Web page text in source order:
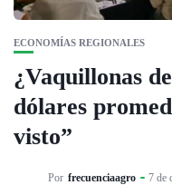
ECONOMÍAS REGIONALES
¿Vaquillonas
dólares
visto”
Por frecuenciaagro 7 de